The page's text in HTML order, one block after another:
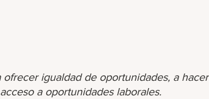
igualdad de oportunidades, a hacer
a oportunidades laborales.